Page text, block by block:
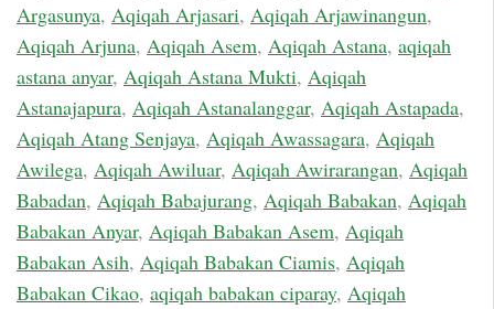
Argasunya, Aqiqah Arjasari, Aqiqah Arjawinangun,
Aqiqah Arjuna, Aqiqah Asem, Aqiqah Astana, aqiqah
astana anyar, Aqiqah Astana Mukti, Aqiqah
Astanajapura, Aqiqah Astanalanggar, Aqiqah Astapada,
Aqiqah Atang Senjaya, Aqiqah Awassagara, Aqiqah
Awilega, Aqiqah Awiluar, Aqiqah Awirarangan, Aqiqah
Babadan, Aqiqah Babajurang, Aqiqah Babakan, Aqiqah
Babakan Anyar, Aqiqah Babakan Asem, Aqiqah
Babakan Asih, Aqiqah Babakan Ciamis, Aqiqah
Babakan Cikao, aqiqah babakan ciparay, Aqiqah